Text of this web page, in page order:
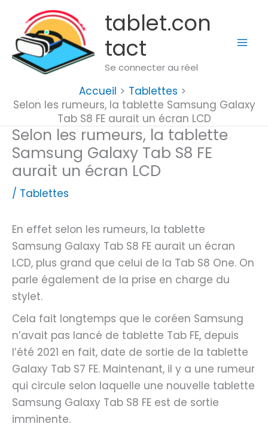
contenu
tablet.con
tact
Se connecter au réel
Accueil
Tablettes
Selon les rumeurs, la tablette Samsung Galaxy
Tab S8 FE aurait un écran LCD
Selon les rumeurs, la tablette
Samsung Galaxy Tab S8 FE
aurait un écran LCD
/ Tablettes
En effet selon les rumeurs, la tablette
Samsung Galaxy Tab S8 FE aurait un écran
LCD, plus grand que celui de la Tab S8 One. On
parle également de la prise en charge du
stylet.
Cela fait longtemps que le coréen Samsung
n’avait pas lancé de tablette Tab FE, depuis
l’été 2021 en fait, date de sortie de la tablette
Galaxy Tab S7 FE. Maintenant, il y a une rumeur
qui circule selon laquelle une nouvelle tablette
Samsung Galaxy Tab S8 FE est de sortie
imminente.